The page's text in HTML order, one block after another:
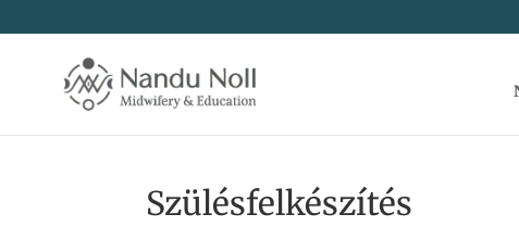
Szülésfelkészítés